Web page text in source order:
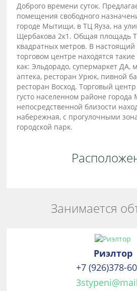
Доброго времени суток.
помещения свободного
городе Мытищи, в ТЦ Яуза, на
Щербакова 2к1. Общая площадь
квадратных метров. В
торговом центре находятся
как: Эльдорадо, супермаркет ДА,
аптека, ресторан Урюк, пивной
ресторан Восход. Торговый
густо населенном районе
непосредственной близости
набережная, с прогулочными
городской парк.
Занимается
Риэлтор
+7 (926)378-